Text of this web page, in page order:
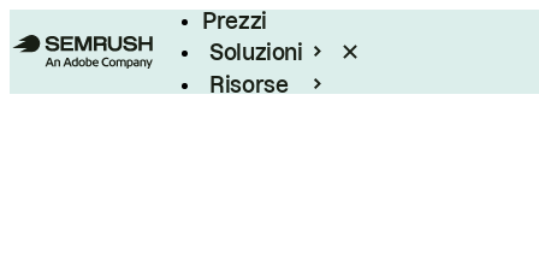
Prezzi
Soluzioni
Risorse